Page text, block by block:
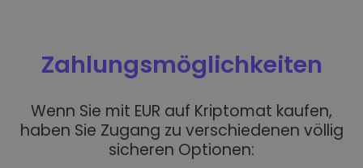
Zahlungsmöglichkeiten
Wenn Sie mit EUR auf Kriptomat kaufen,
haben Sie Zugang zu verschiedenen völlig
sicheren Optionen: